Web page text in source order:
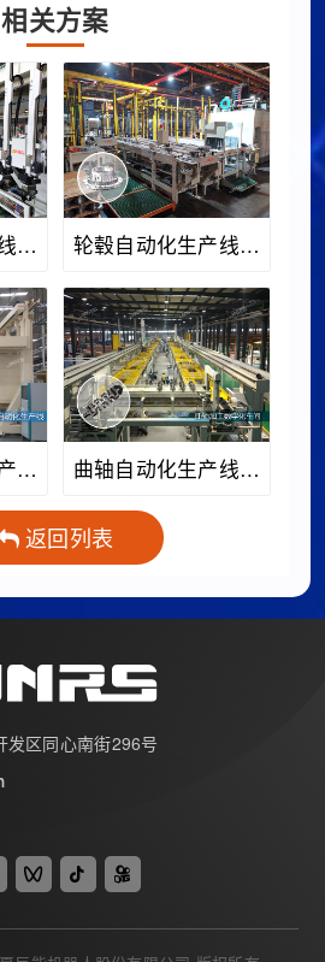
相关方案
案
轮毂自动化生产线案
线
曲轴自动化生产线案
返回列表
发区同心南街296号